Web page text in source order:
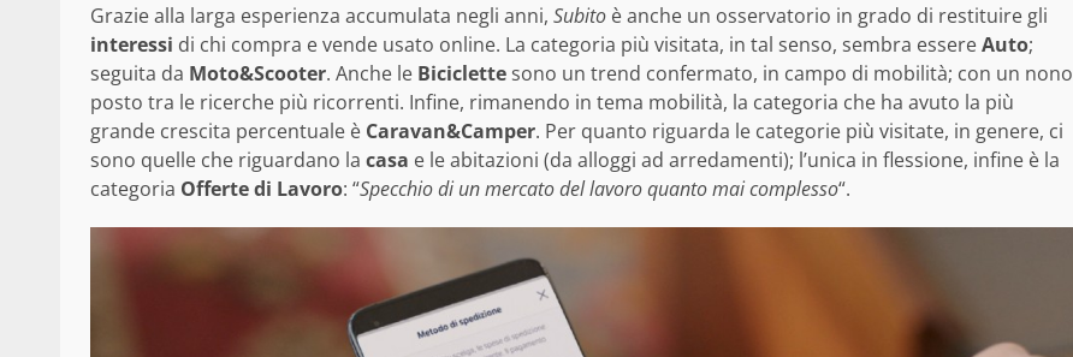
Grazie alla larga esperienza accumulata negli anni, Subito è anche un osservatorio in grado di restituire gli
interessi di chi compra e vende usato online. La categoria più visitata, in tal senso, sembra essereAuto;
seguita da Moto&Scooter. Anche le Biciclettesono un trend confermato, in campo di mobilità; con un nono
posto tra le ricerche più ricorrenti. Infine, rimanendo in tema mobilità, la categoria che ha avuto la più
grande crescita percentuale è Caravan&Camper. Per quanto riguarda le categorie più visitate, in genere, ci
sono quelle che riguardano la casa e le abitazioni (da alloggi ad arredamenti); l’unica in flessione, infine è la
categoria Offerte di Lavoro: “Specchio di un mercato del lavoro quanto mai complesso“.